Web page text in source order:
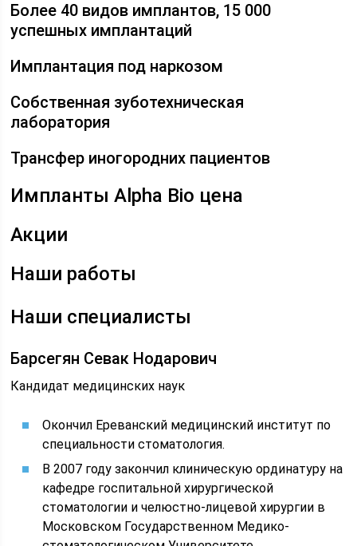
Более 40 видов имплантов, 15 000
успешных имплантаций
Имплантация под наркозом
Собственная зуботехническая
лаборатория
Трансфер иногородних пациентов
Импланты Alpha Bio цена
Акции
Наши работы
Наши специалисты
Барсегян Севак Нодарович
Кандидат медицинских наук
Окончил Ереванский медицинский институт по
специальности стоматология.
В 2007 году закончил клиническую ординатуру на
кафедре госпитальной хирургической
стоматологии и челюстно-лицевой хирургии в
Московском Государственном Медико-